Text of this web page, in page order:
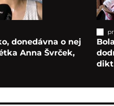
donedávna o nej
Anna Švrček,